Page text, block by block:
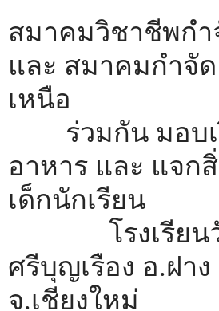
สมาคมวิชาชีพกำ
และ สมาคมกำจั
เหนือ
ร่วมกัน มอบเ
อาหาร และ แจก
เด็กนักเรียน
โรงเรียน
ศรีบุญเรือง อ.ฝาง
จ.เชียงใหม่